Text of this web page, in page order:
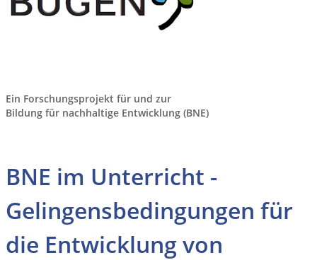
Ein Forschungsprojekt für und zur
Bildung für nachhaltige Entwicklung (BNE)
BNE im Unterricht -
Gelingensbedingungen für
die Entwicklung von